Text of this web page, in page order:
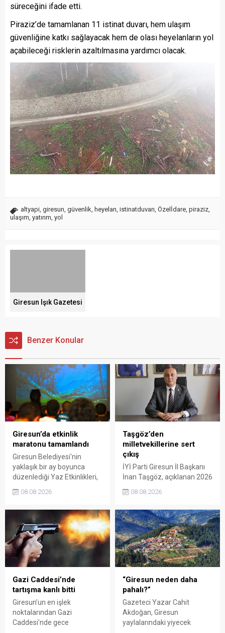
süreceğini ifade etti.
Piraziz’de tamamlanan 11 istinat duvarı, hem ulaşım
güvenliğine katkı sağlayacak hem de olası heyelanların yol
açabileceği risklerin azaltılmasına yardımcı olacak.
altyapi, giresun, güvenlik, heyelan, istinatduvarı, Özelİdare, piraziz,
ulaşım, yatırım, yol
Giresun Işık Gazetesi
Benzer Konular
Giresun’da etkinlik
maratonu tamamlandı
Giresun Belediyesi'nin
yaklaşık bir ay boyunca
düzenlediği Yaz Etkinlikleri,
sanat ve eğlenceyle
organizasyonun ardından
Kadın El Emeği Pazarı'nın
süresi de 16 Ağustos'a
kadar uzatıldı.
08.08.2026
Taşgöz’den
milletvekillerine sert
çıkış
İYİ Parti Giresun İl Başkanı
İnan Taşgöz, açıklanan 2026
üzerinden iktidar
eleştirdi. Taşgöz, üreticinin
emeğinin karşılığını
alamadığını savunarak,
Giresun milletvekillerini
sessiz kalmakla suçladı.
08.08.2026
Gazi Caddesi’nde
tartışma kanlı bitti
Giresun’un en işlek
noktalarından Gazi
Caddesi’nde gece
“Giresun neden daha
pahalı?”
Gazeteci Yazar Cahit
Akdoğan, Giresun
yaylalarındaki yiyecek